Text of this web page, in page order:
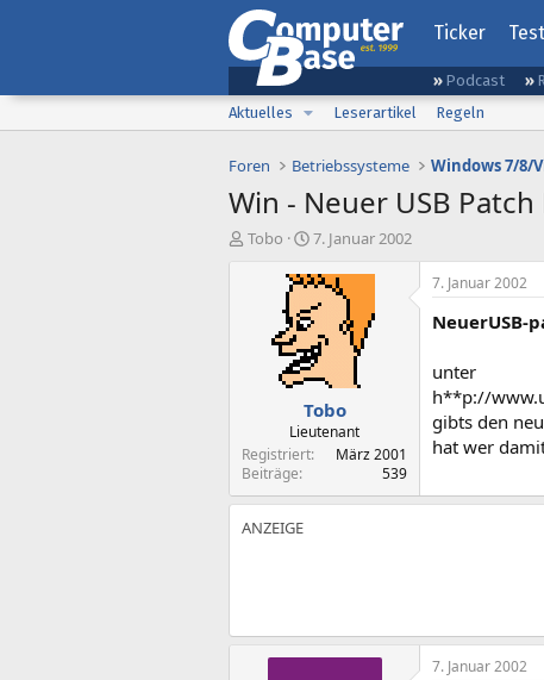
Ticker
Podcast
Aktuelles
Leserartikel Regeln
Foren Betriebssysteme Windows 7/8/
Win - Neuer USB Patch
E
Tobo
E
s
t
e
l
l
t
a
m
7. Januar 2002
Tobo
Lieutenant
Registriert
März 2001
Beiträge
539
7. Januar 2002
NeuerUSB-
unter
h**p://
gibts den
hat wer
7. Januar 2002